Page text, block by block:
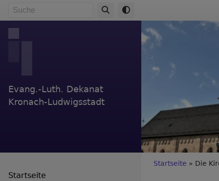
Direkt
Inhalt
Evang.-Luth. Dekanat
Kronach-Ludwigsstadt
Startseite
Startseite Die